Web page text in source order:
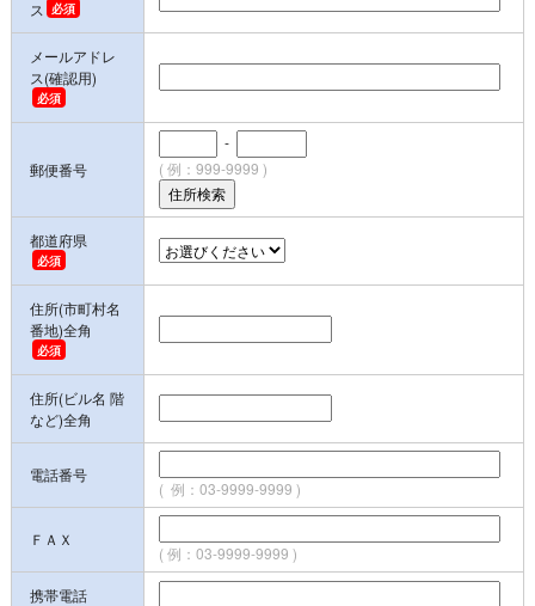
ス
メールアドレ
ス(確認用)
郵便番号
-
( 例：999-9999 )
都道府県
住所(市町村名
番地)全角
住所(ビル名 階
など)全角
電話番号
( 例：03-9999-9999 )
ＦＡＸ
( 例：03-9999-9999 )
携帯電話